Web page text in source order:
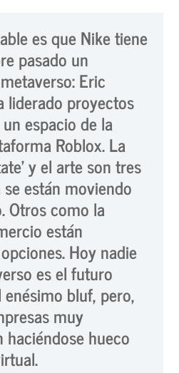
es que Nike tiene
pasado un
Eric
liderado proyectos
espacio de la
Roblox. La
y el arte son tres
están moviendo
Otros como la
están
Hoy nadie
es el futuro
bluf, pero,
muy
hueco